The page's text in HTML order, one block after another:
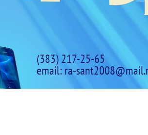
(383) 217-25-65
email:ra-